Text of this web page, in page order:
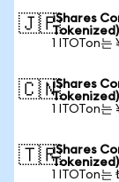
🇯🇵iShares
Tokenized)
1 ITOTon
🇨🇳iShares
Tokenized)
1 ITOTon는
🇹🇷iShares
Tokenized)
1 ITOTon는